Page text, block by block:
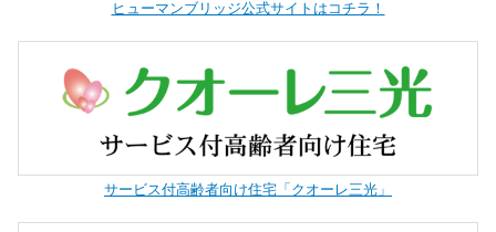
ヒューマンブリッジ公式サイトはコチラ！
サービス付高齢者向け住宅「クオーレ三光」